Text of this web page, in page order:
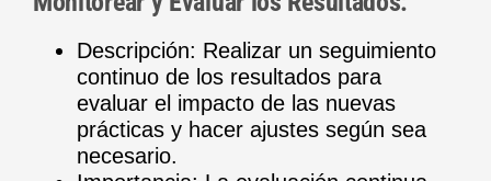
Descripción: Realizar un seguimiento
continuo de los resultados para
evaluar el impacto de las nuevas
prácticas y hacer ajustes según sea
necesario.